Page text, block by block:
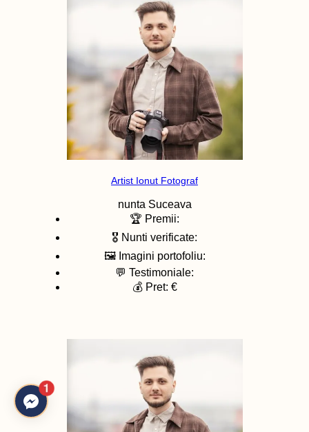
Artist Ionut Fotograf
nunta Suceava
🏆 Premii:
🎖️ Nunti verificate:
🖼️ Imagini portofoliu:
💬 Testimoniale:
💰 Pret: €